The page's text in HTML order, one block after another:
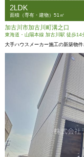
2LDK
面積（専有・建物）51㎡
加古川市加古川町溝之口
東海道・山陽本線 加古川駅 徒歩14
大手ハウスメーカー施工の新築物